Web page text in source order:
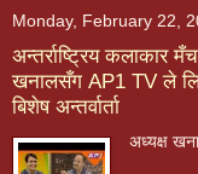
Monday, February 22,
अन्तर्राष्ट्रिय कलाकार
खनालसँग AP1 TV ले
बिशेष अन्तर्वार्ता
अध्यक्ष